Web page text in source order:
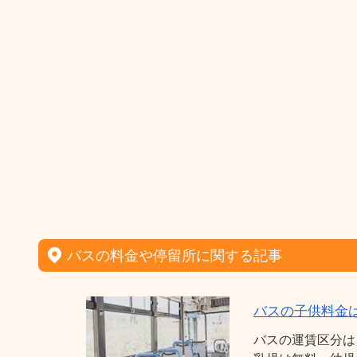
バスの料金や停留所に関する記事
バスの子供料金
バスの運賃区分